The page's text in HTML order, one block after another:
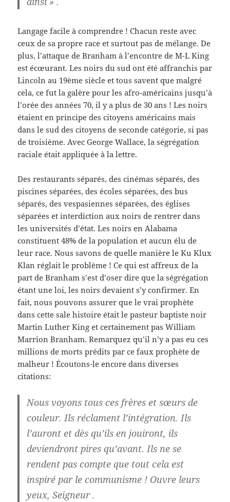
Langage facile à comprendre ! Chacun reste avec
ceux de sa propre race et surtout pas de mélange. De
plus, l’attaque de Branham à l’encontre de M-L King
est écœurant. Les noirs du sud ont été affranchis par
Lincoln au 19ème siècle et tous savent que malgré
cela, ce fut la galère pour les afro-américains jusqu’à
l’orée des années 70, il y a plus de 30 ans ! Les noirs
étaient en principe des citoyens américains mais
dans le sud des citoyens de seconde catégorie, si pas
de troisième. Avec George Wallace, la ségrégation
raciale était appliquée à la lettre.
Des restaurants séparés, des cinémas séparés, des
piscines séparées, des écoles séparées, des bus
séparés, des vespasiennes séparées, des églises
séparées et interdiction aux noirs de rentrer dans
les universités d’état. Les noirs en Alabama
constituent 48% de la population et aucun élu de
leur race. Nous savons de quelle manière le Ku Klux
Klan réglait le problème ! Ce qui est affreux de la
part de Branham s’est d’oser dire que la ségrégation
étant une loi, les noirs devaient s’y confirmer. En
fait, nous pouvons assurer que le vrai prophète
dans cette sale histoire était le pasteur baptiste noir
Martin Luther King et certainement pas William
Marrion Branham. Remarquez qu’il n’y a pas eu ces
millions de morts prédits par ce faux prophète de
malheur ! Écoutons-le encore dans diverses
citations:
Nous voyons tous ces frères et sœurs de
couleur. Ils réclament l’intégration. Ils
l’auront et dès qu’ils en jouiront, ils
deviendront pires qu’avant. Ils ne se
rendent pas compte que tout cela est
inspiré par le communisme ! Ouvre leurs
yeux, Seigneur .